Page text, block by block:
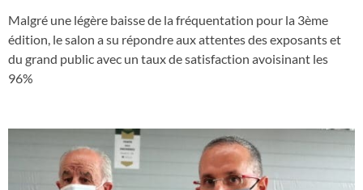
Malgré une légère baisse de la fréquentation pour la 3ème
édition, le salon a su répondre aux attentes des exposants et
du grand public avec un taux de satisfaction avoisinant les
96%